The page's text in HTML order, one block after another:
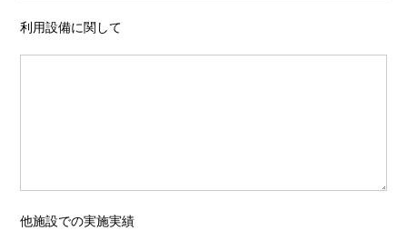
利用設備に関して
他施設での実施実績